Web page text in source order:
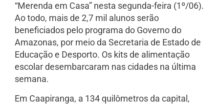
“Merenda em Casa” nesta segunda-feira (1º/06).
Ao todo, mais de 2,7 mil alunos serão
beneficiados pelo programa do Governo do
Amazonas, por meio da Secretaria de Estado de
Educação e Desporto. Os kits de alimentação
escolar desembarcaram nas cidades na última
semana.
Em Caapiranga, a 134 quilômetros da capital,